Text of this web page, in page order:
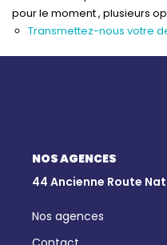
pour le moment , plusieurs
Transmettez-nous votre
NOS AGENCES
44 Ancienne Route
Nos agences